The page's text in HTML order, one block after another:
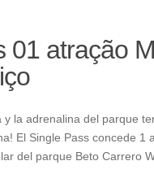
01 atração
y la adrenalina del parque
El Single Pass concede 1
del parque Beto Carrero